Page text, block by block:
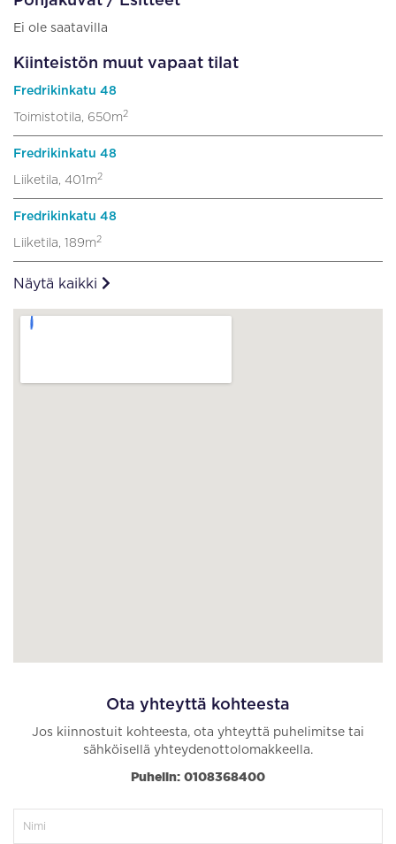
Ei ole saatavilla
Kiinteistön muut vapaat tilat
Fredrikinkatu 48
Toimistotila, 650m 2
Fredrikinkatu 48
Liiketila, 401m 2
Fredrikinkatu 48
Liiketila, 189m 2
Näytä kaikki
Ota yhteyttä kohteesta
Jos kiinnostuit kohteesta, ota yhteyttä puhelimitse tai
sähköisellä yhteydenottolomakkeella.
Puhelin: 0108368400